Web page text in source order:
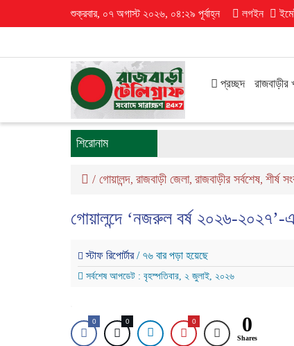
শুক্রবার, ০৭ অগাস্ট ২০২৬, ০৪:২৯ পূর্বাহ্ন লগইন
প্রচ্ছদ রাজবাড়ীর
শিরোনাম
/ গোয়ালন্দ, রাজবাড়ী জেলা, রাজবাড়ীর সর্বশেষ, শীর্ষ
গোয়ালন্দে ‘নজরুল বর্ষ ২০২৬-
স্টাফ রিপোর্টার/ ৭৬ বার পড়া হয়েছে
সর্বশেষ আপডেট : বৃহস্পতিবার, ২ জুলাই, ২০২৬
0 0 0 0
Shares